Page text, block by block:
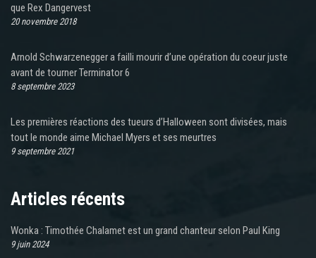
que Rex Dangervest
20 novembre 2018
Arnold Schwarzenegger a failli mourir d’une opération du coeur juste
avant de tourner Terminator 6
8 septembre 2023
Les premières réactions des tueurs d’Halloween sont divisées, mais
tout le monde aime Michael Myers et ses meurtres
9 septembre 2021
Articles récents
Wonka : Timothée Chalamet est un grand chanteur selon Paul King
9 juin 2024